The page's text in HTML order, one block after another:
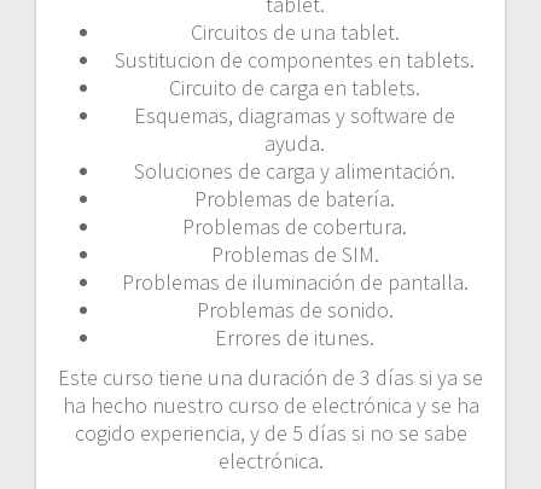
Circuitos de una tablet.
Sustitucion de componentes en tablets.
Circuito de carga en tablets.
Esquemas, diagramas y software de
ayuda.
Soluciones de carga y alimentación.
Problemas de batería.
Problemas de cobertura.
Problemas de SIM.
Problemas de iluminación de pantalla.
Problemas de sonido.
Errores de itunes.
Este curso tiene una duración de 3 días si ya se
ha hecho nuestro curso de electrónica y se ha
cogido experiencia, y de 5 días si no se sabe
electrónica.